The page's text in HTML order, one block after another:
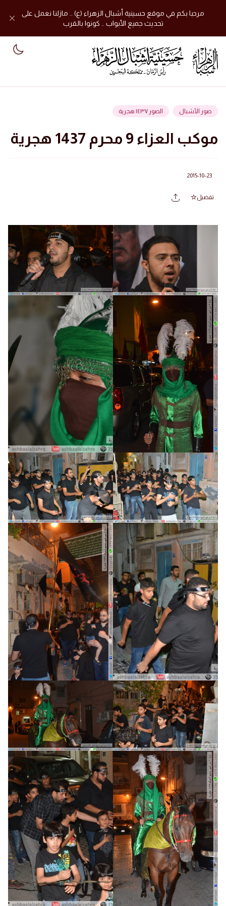
مرحبا بكم في موقع حسينية أشبال الزهراء (ع) .. مازلنا نعمل على
تحديث جميع الأبواب .. كونوا بالقرب
صور الأشبال الصور ١٤٣٧ هجرية
موكب العزاء 9 محرم 1437 هجرية
2015-10-23
تفضيل